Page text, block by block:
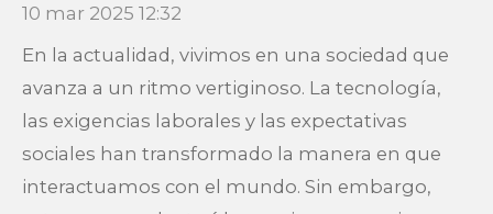
10 mar 2025 12:32
En la actualidad, vivimos en una sociedad que
avanza a un ritmo vertiginoso. La tecnología,
las exigencias laborales y las expectativas
sociales han transformado la manera en que
interactuamos con el mundo. Sin embargo,